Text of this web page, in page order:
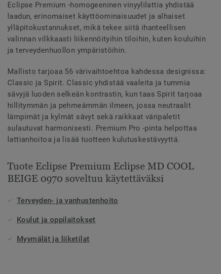
Eclipse Premium -homogeeninen vinyylilattia yhdistää
laadun, erinomaiset käyttöominaisuudet ja alhaiset
ylläpitokustannukset, mikä tekee siitä ihanteellisen
valinnan vilkkaasti liikennöityihin tiloihin, kuten kouluihin
ja terveydenhuollon ympäristöihin.
Mallisto tarjoaa 56 värivaihtoehtoa kahdessa designissa:
Classic ja Spirit. Classic yhdistää vaaleita ja tummia
sävyjä luoden selkeän kontrastin, kun taas Spirit tarjoaa
hillitymmän ja pehmeämmän ilmeen, jossa neutraalit
lämpimät ja kylmät sävyt sekä raikkaat väripaletit
sulautuvat harmonisesti. Premium Pro -pinta helpottaa
lattianhoitoa ja lisää tuotteen kulutuskestävyyttä.
Tuote Eclipse Premium Eclipse MD COOL
BEIGE 0970 soveltuu käytettäväksi
Terveyden- ja vanhustenhoito
Koulut ja oppilaitokset
Myymälät ja liiketilat